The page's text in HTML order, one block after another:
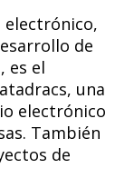
electrónico,
de
es el
una
electrónico
También
de